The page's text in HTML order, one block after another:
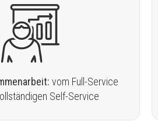
vom Full-Service
Self-Service